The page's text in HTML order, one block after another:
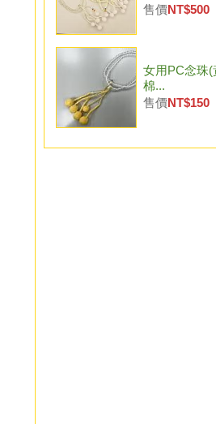
售價NT$500
女用PC念珠(
棉...
售價NT$150